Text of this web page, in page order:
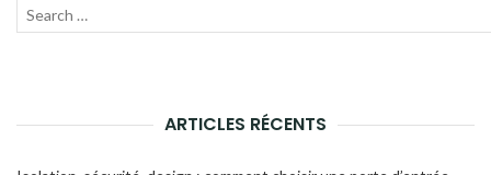
Recherche
ARTICLES RÉCENTS